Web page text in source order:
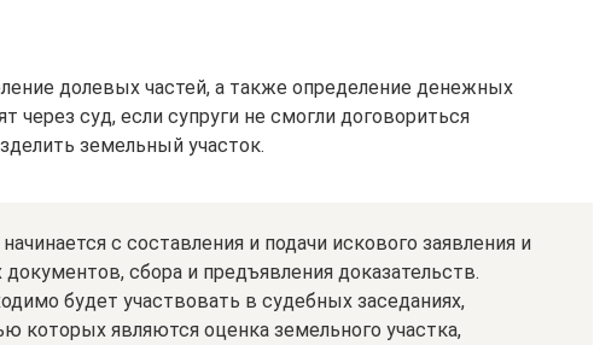
долевых частей, а также определение денежных
через суд, если супруги не смогли договориться
земельный участок.
с составления и подачи искового заявления и
сбора и предъявления доказательств.
будет участвовать в судебных заседаниях,
которых являются оценка земельного участка,